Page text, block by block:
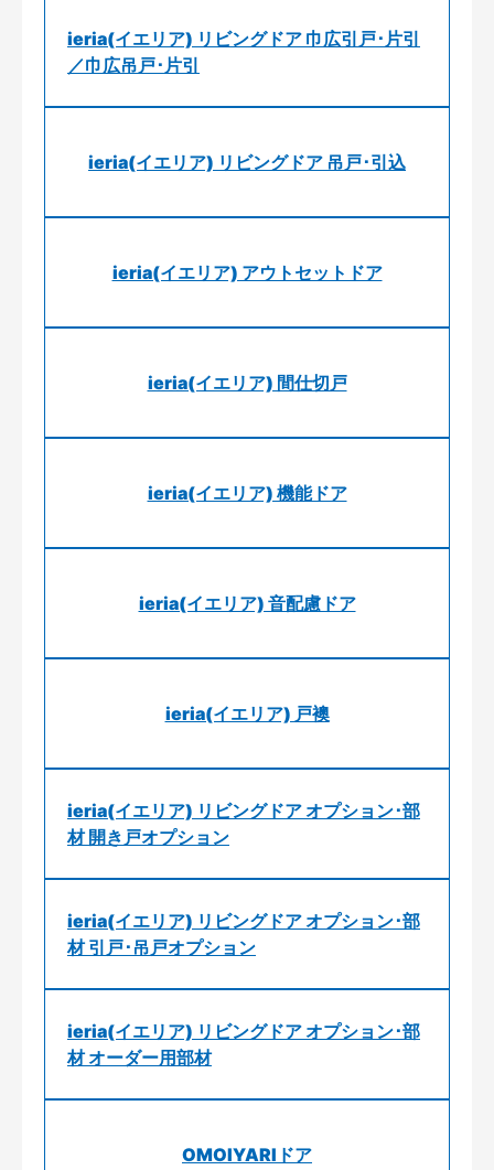
ieria(イエリア) リビングドア 巾広引戸･片引
／巾広吊戸･片引
ieria(イエリア) リビングドア 吊戸･引込
ieria(イエリア) アウトセットドア
ieria(イエリア) 間仕切戸
ieria(イエリア) 機能ドア
ieria(イエリア) 音配慮ドア
ieria(イエリア) 戸襖
ieria(イエリア) リビングドア オプション･部
材 開き戸オプション
ieria(イエリア) リビングドア オプション･部
材 引戸･吊戸オプション
ieria(イエリア) リビングドア オプション･部
材 オーダー用部材
OMOIYARIドア